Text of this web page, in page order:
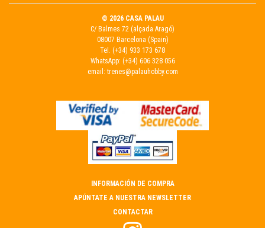
© 2026 CASA PALAU
C/ Balmes 72 (alçada Aragó)
08007 Barcelona (Spain)
Tel. (+34) 933 173 678
WhatsApp: (+34) 606 328 056
email: trenes@palauhobby.com
INFORMACIÓN DE COMPRA
APÚNTATE A NUESTRA NEWSLETTER
CONTACTAR